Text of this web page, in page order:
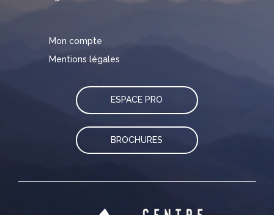
Mon compte
Mentions légales
ESPACE PRO
BROCHURES